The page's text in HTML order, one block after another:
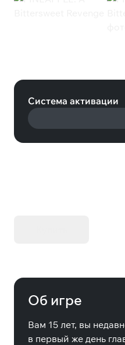
Система активации
Об игре
Вам 15 лет, вы
в первый же день